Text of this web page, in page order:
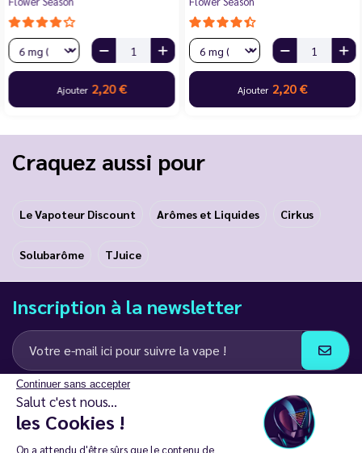
Continuer sans accepter
Salut c'est nous...
les Cookies !
On a attendu d'être sûrs que le contenu de
Ajouter 2,20 € Ajouter 2,20 €
Craquez aussi pour
Le Vapoteur Discount Arômes et Liquides Cirkus
Solubarôme TJuice
Inscription à la newsletter
J’accepte de recevoir des communications e-mail et SMS de la part de
LD Groupe
Restez en contact